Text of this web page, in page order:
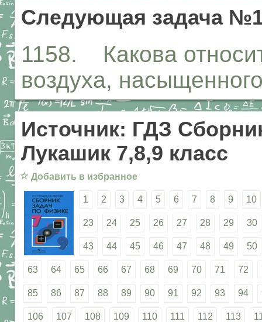
Следующая задача
1158. Какова
воздуха,
Источник: ГДЗ
Лукашик 7,8,9 класс
☆ Добавить в избранное
1 2 3 4 5 6 7 8 9 10
23 24 25 26 27 28 29 30
43 44 45 46 47 48 49 50
63 64 65 66 67 68 69 70 71 72
85 86 87 88 89 90 91 92 93 94
106 107 108 109 110 111 112 113